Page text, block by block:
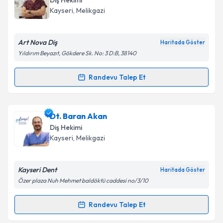
E-posta Adresiniz
Kişisel verilerimin işlenmesine ilişkin
Metni'ni okudum ve kişisel verilerimin belirtilen
kapsamda işlenmesini kabul ediyorum.
Kayseri, Melikgazi
Art Nova Diş Haritada Göster
Yıldırım Beyazıt, Gökdere Sk. No: 3 D:B, 38140
Randevu Talep Et
Randevu Takvimi Talebi
Dt. Erdal Gönülaçariçin randevu takvimi talebi
oluşturun. Size bu uzmandan randevu almanız için bir
takvim hazırlandığında e-posta ile bilgilendireceğiz.
Kişisel verilerimin işlenmesine ilişkin
Metni'ni okudum ve kişisel verilerimin belirtilen
Dt. Baran Akan
Diş Hekimi
Kayseri, Melikgazi
Kayseri Dent Haritada Göster
Özer plaza Nuh Mehmet baldöktü caddesi no/3/10
Randevu Talep Et
Randevu Takvimi Talebi